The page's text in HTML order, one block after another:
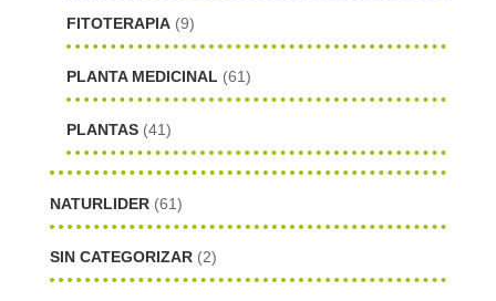
FITOTERAPIA (9)
PLANTA MEDICINAL (61)
PLANTAS (41)
NATURLIDER (61)
SIN CATEGORIZAR (2)